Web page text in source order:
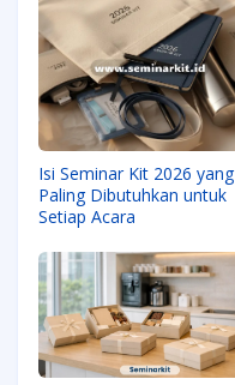
Isi Seminar Kit 2026 yang
Paling Dibutuhkan untuk
Setiap Acara